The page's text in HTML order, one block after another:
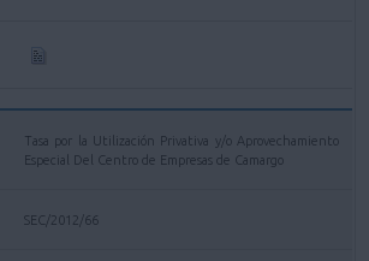
Tasa por la Utilización Privativa y/o Aprovechamiento
Especial Del Centro de Empresas de Camargo
SEC/2012/66